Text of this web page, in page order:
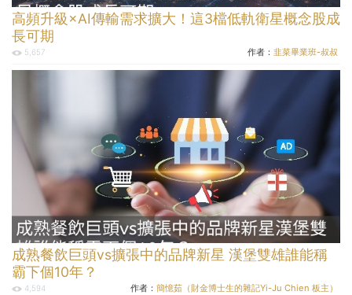
高頻升級×AI傳輸需求擴大！這3檔低軌衛星概念股成
長可期
5,657 作者： 韭菜畢業班-叔叔
成熟餐飲巨頭vs擴張中的品牌新星 漢堡雙雄誰能稱
霸下個10年？
4,594 作者： 簡憶茹（財金博士生的雜記Yi-Ju Chien 板主）